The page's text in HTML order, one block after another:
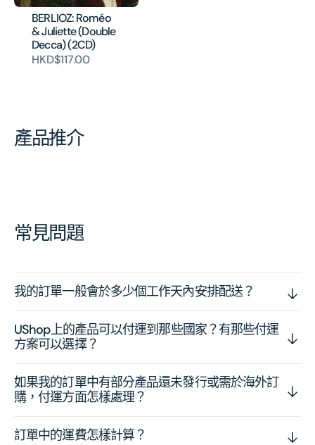
BERLIOZ: Roméo
& Juliette (Double
Decca) (2CD)
HKD$117.00
產品推介
常見問題
我的訂單一般會於多少個工作天內安排配送？
UShop上的產品可以付運到那些國家？有那些付運
方案可以選擇？
如果我的訂單中有部分產品還未發行或需於海外訂
購，付運方面怎樣處理？
訂單中的運費怎樣計算？